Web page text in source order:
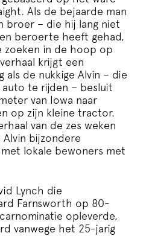
Als de bejaarde man
broer – die hij lang niet
beroerte heeft gehad,
in de hoop op
krijgt een
als de nukkige Alvin – die
te rijden – besluit
van Iowa naar
op zijn kleine tractor.
van de zes weken
bijzondere
lokale bewoners met
Lynch die
Farnsworth op 80-
opleverde,
vanwege het 25-jarig